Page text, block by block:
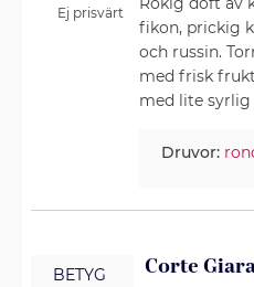
Ej prisvärt
fikon, prickig
och russin.
med frisk
med lite syrlig
Druvor:
BETYG Corte